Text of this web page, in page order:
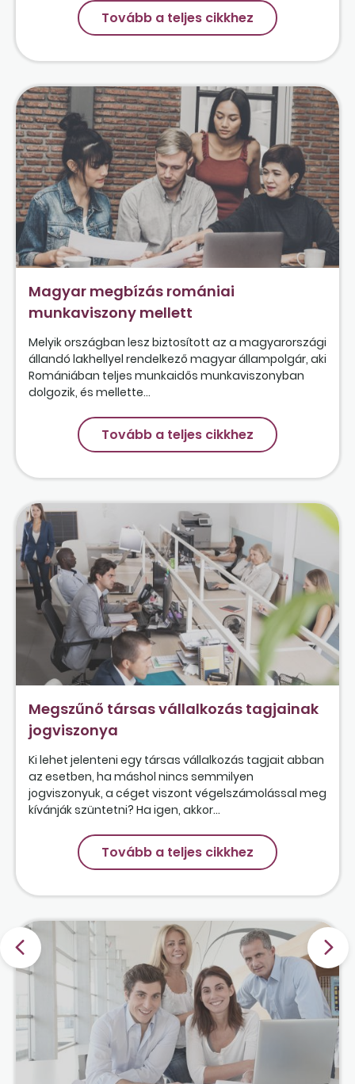
Tovább a teljes cikkhez
Magyar megbízás romániai
munkaviszony mellett
Melyik országban lesz biztosított az a magyarországi
állandó lakhellyel rendelkező magyar állampolgár, aki
Romániában teljes munkaidős munkaviszonyban
dolgozik, és mellette...
Tovább a teljes cikkhez
Megszűnő társas vállalkozás tagjainak
jogviszonya
Ki lehet jelenteni egy társas vállalkozás tagjait abban
az esetben, ha máshol nincs semmilyen
jogviszonyuk, a céget viszont végelszámolással meg
kívánják szüntetni? Ha igen, akkor...
Tovább a teljes cikkhez